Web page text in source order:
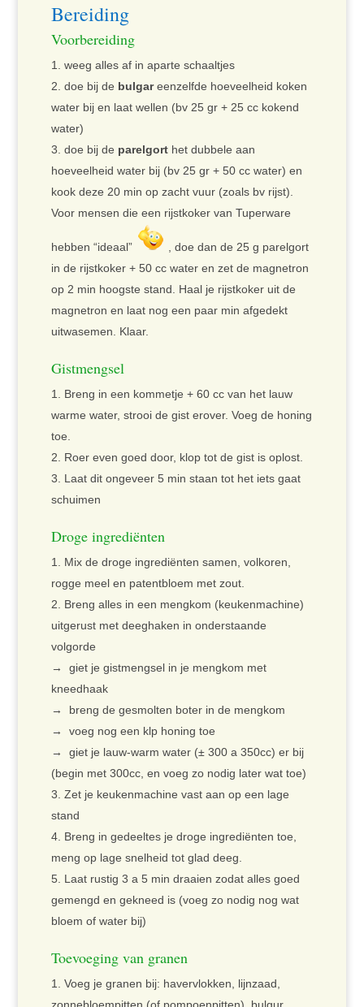
Bereiding
Voorbereiding
weeg alles af in aparte schaaltjes
doe bij de bulgareenzelfde hoeveelheid koken
water bij en laat wellen (bv 25 gr + 25 cc kokend
water)
doe bij de parelgorthet dubbele aan
hoeveelheid water bij (bv 25 gr + 50 cc water) en
kook deze 20 min op zacht vuur (zoals bv rijst).
Voor mensen die een rijstkoker van Tuperware
hebben “ideaal”
, doe dan de 25 g parelgort
in de rijstkoker + 50 cc water en zet de magnetron
op 2 min hoogste stand. Haal je rijstkoker uit de
magnetron en laat nog een paar min afgedekt
uitwasemen. Klaar.
Gistmengsel
Breng in een kommetje + 60 cc van het lauw
warme water, strooi de gist erover. Voeg de honing
toe.
Roer even goed door, klop tot de gist is oplost.
Laat dit ongeveer 5 min staan tot het iets gaat
schuimen
Droge ingrediënten
Mix de droge ingrediënten samen, volkoren,
rogge meel en patentbloem met zout.
Breng alles in een mengkom (keukenmachine)
uitgerust met deeghaken in onderstaande
volgorde
→ giet je gistmengsel in je mengkom met
kneedhaak
→ breng de gesmolten boter in de mengkom
→ voeg nog een klp honing toe
→ giet je lauw-warm water (± 300 a 350cc) er bij
(begin met 300cc, en voeg zo nodig later wat toe)
Zet je keukenmachine vast aan op een lage
stand
Breng in gedeeltes je droge ingrediënten toe,
meng op lage snelheid tot glad deeg.
Laat rustig 3 a 5 min draaien zodat alles goed
gemengd en gekneed is (voeg zo nodig nog wat
bloem of water bij)
Toevoeging van granen
Voeg je granen bij: havervlokken, lijnzaad,